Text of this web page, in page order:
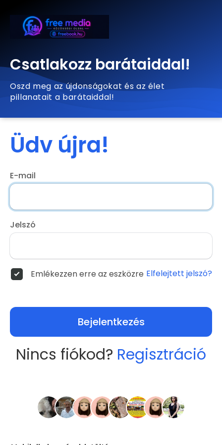
Csatlakozz barátaiddal!
Oszd meg az újdonságokat és az élet
pillanatait a barátaiddal!
Üdv újra!
E-mail
Jelszó
Emlékezzen erre az eszközre Elfelejtett jelszó?
Bejelentkezés
Nincs fiókod? Regisztráció